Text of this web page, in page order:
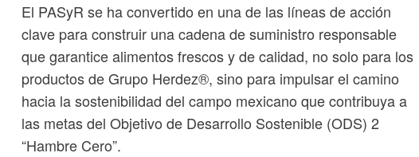
El PASyR se ha convertido en una de las líneas de acción
clave para construir una cadena de suministro responsable
que garantice alimentos frescos y de calidad, no solo para los
productos de Grupo Herdez®, sino para impulsar el camino
hacia la sostenibilidad del campo mexicano que contribuya a
las metas del Objetivo de Desarrollo Sostenible (ODS) 2
“Hambre Cero”.